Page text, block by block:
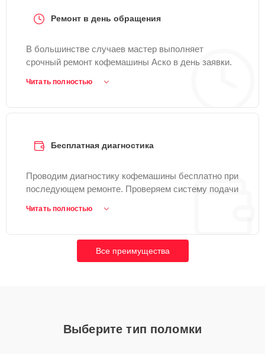
Ремонт в день обращения
В большинстве случаев мастер выполняет
срочный ремонт кофемашины Аско в день заявки.
Читать полностью
Бесплатная диагностика
Проводим диагностику кофемашины бесплатно при
последующем ремонте. Проверяем систему подачи
Читать полностью
Все преимущества
Выберите тип поломки